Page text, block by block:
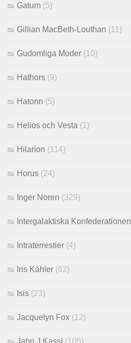
Gatum (5)
Gillian MacBeth-Louthan (11)
Gudomliga Moder (10)
Hathors (9)
Hatonn (5)
Helios och Vesta (1)
Hilarion (114)
Horus (24)
Inger Noren (329)
Intergalaktiska Konfederationen
Intraterrestier (4)
Iris Kähler (62)
Isis (23)
Jacquelyn Fox (12)
Jahn J Kassl (105)